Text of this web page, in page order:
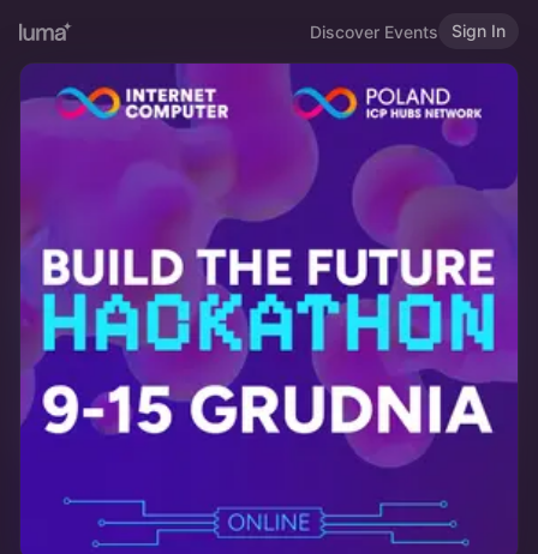
Discover Events Sign In